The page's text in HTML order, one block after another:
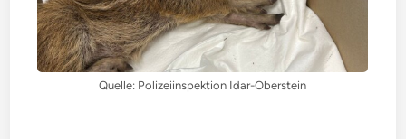
Quelle: Polizeiinspektion Idar-Oberstein